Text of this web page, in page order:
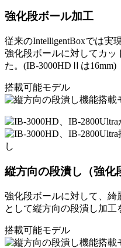
強化段ボール加工
従来のIntelligentBoxでは実
強化段ボールに対してカッ
た。(IB-3000HDⅡは16mm)
搭載可能モデル
縦方向の段潰し（強化
強化段ボールに対して、綺
として縦方向の段潰し加工
搭載可能モデル